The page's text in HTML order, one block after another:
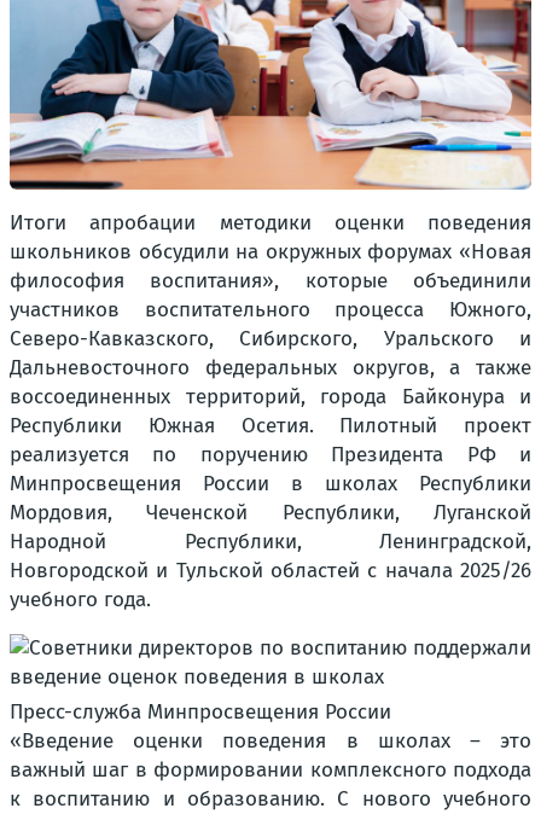
Итоги апробации методики оценки поведения
школьников обсудили на окружных форумах «Новая
философия воспитания», которые объединили
участников воспитательного процесса Южного,
Северо-Кавказского, Сибирского, Уральского и
Дальневосточного федеральных округов, а также
воссоединенных территорий, города Байконура и
Республики Южная Осетия. Пилотный проект
реализуется по поручению Президента РФ и
Минпросвещения России в школах Республики
Мордовия, Чеченской Республики, Луганской
Народной Республики, Ленинградской,
Новгородской и Тульской областей с начала 2025/26
учебного года.
Пресс-служба Минпросвещения России
«Введение оценки поведения в школах – это
важный шаг в формировании комплексного подхода
к воспитанию и образованию. С нового учебного